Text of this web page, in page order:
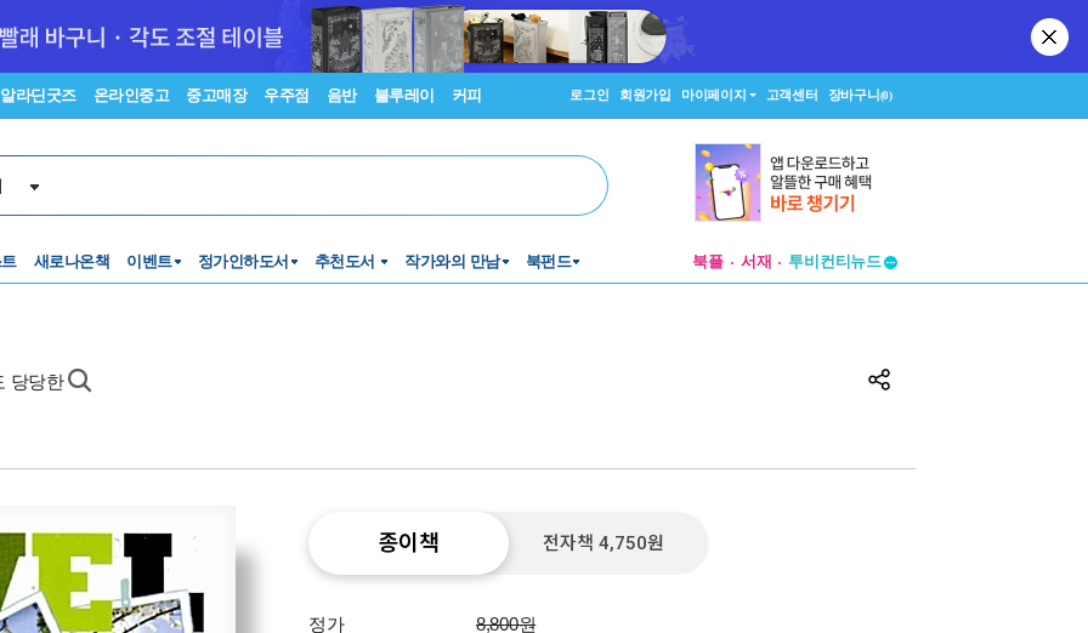
알라딘굿즈 온라인중고 중고매장 우주점 음반 블루레이 커피 로그인 회원가입 마이페이지 고객센터 장바구니(0)
새로나온책 이벤트 정가인하도서 추천도서 작가와의 만남 북펀드 북플 서재
투비컨티뉴드
당당한
종이책 전자책 4,750원
정가
8,800원